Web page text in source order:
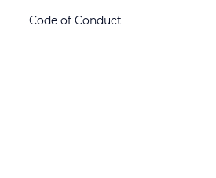
Code of Conduct